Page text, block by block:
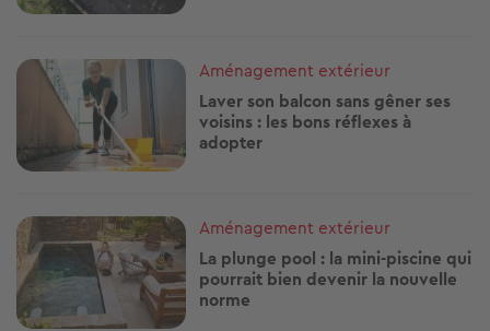
Image
Aménagement extérieur
Laver son balcon sans gêner ses
voisins : les bons réflexes à
adopter
Image
Aménagement extérieur
La plunge pool : la mini-piscine qui
pourrait bien devenir la nouvelle
norme